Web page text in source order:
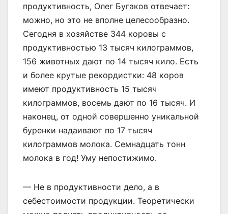
продуктивность, Олег Бугаков отвечает:
можно, но это не вполне целесообразно.
Сегодня в хозяйстве 344 коровы с
продуктивностью 13 тысяч килограммов,
156 животных дают по 14 тысяч кило. Есть
и более крутые рекордистки: 48 коров
имеют продуктивность 15 тысяч
килограммов, восемь дают по 16 тысяч. И
наконец, от одной совершенно уникальной
буренки надаивают по 17 тысяч
килограммов молока. Семнадцать тонн
молока в год! Уму непостижимо.
— Не в продуктивности дело, а в
себестоимости продукции. Теоретически